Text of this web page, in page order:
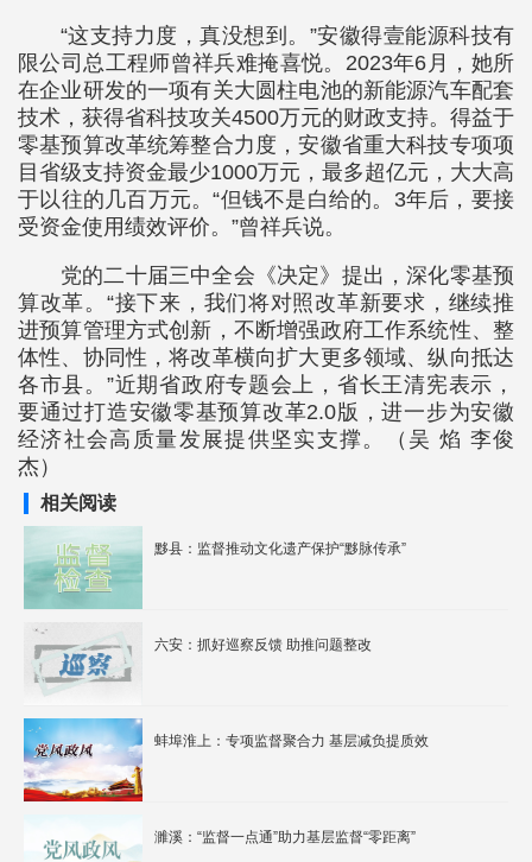
“这支持力度，真没想到。”安徽得壹能源科技有
限公司总工程师曾祥兵难掩喜悦。2023年6月，她所
在企业研发的一项有关大圆柱电池的新能源汽车配套
技术，获得省科技攻关4500万元的财政支持。得益于
零基预算改革统筹整合力度，安徽省重大科技专项项
目省级支持资金最少1000万元，最多超亿元，大大高
于以往的几百万元。“但钱不是白给的。3年后，要接
受资金使用绩效评价。”曾祥兵说。
党的二十届三中全会《决定》提出，深化零基预
算改革。“接下来，我们将对照改革新要求，继续推
进预算管理方式创新，不断增强政府工作系统性、整
体性、协同性，将改革横向扩大更多领域、纵向抵达
各市县。”近期省政府专题会上，省长王清宪表示，
要通过打造安徽零基预算改革2.0版，进一步为安徽
经济社会高质量发展提供坚实支撑。（吴 焰 李俊
杰）
相关阅读
黟县：监督推动文化遗产保护“黟脉传承”
六安：抓好巡察反馈 助推问题整改
蚌埠淮上：专项监督聚合力 基层减负提质效
濉溪：“监督一点通”助力基层监督“零距离”